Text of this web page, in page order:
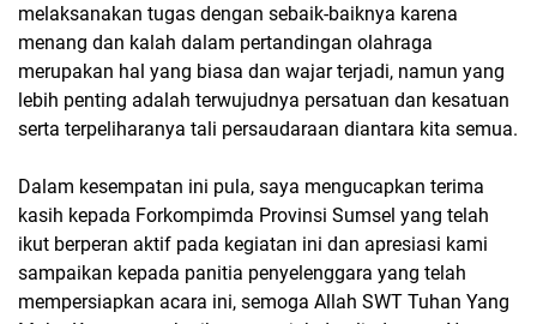
melaksanakan tugas dengan sebaik-baiknya karena
menang dan kalah dalam pertandingan olahraga
merupakan hal yang biasa dan wajar terjadi, namun yang
lebih penting adalah terwujudnya persatuan dan kesatuan
serta terpeliharanya tali persaudaraan diantara kita semua.
Dalam kesempatan ini pula, saya mengucapkan terima
kasih kepada Forkompimda Provinsi Sumsel yang telah
ikut berperan aktif pada kegiatan ini dan apresiasi kami
sampaikan kepada panitia penyelenggara yang telah
mempersiapkan acara ini, semoga Allah SWT Tuhan Yang